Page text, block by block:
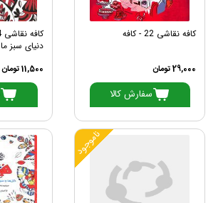
کافه نقاشی 22 - کافه
29,000 تومان
سفارش کالا
دنیای سبز ما
11,500 تومان
ناموجود